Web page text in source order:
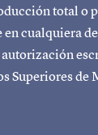
total o
cualquiera
Superiores de